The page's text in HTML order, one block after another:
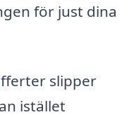
för just dina
slipper
istället